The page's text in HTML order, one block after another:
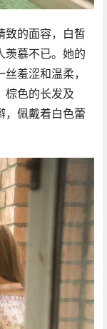
致的面容，白皙
羡慕不已。她的
羞涩和温柔，
棕色的长发及
，佩戴着白色蕾